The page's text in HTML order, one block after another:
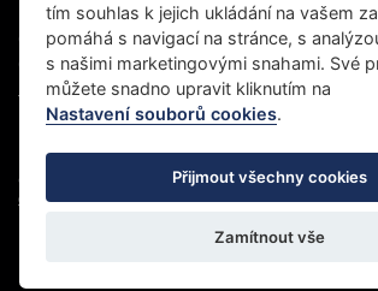
Běstovice 115
Choceň 565 01
Česká republika
Tel.: +420 467 070 764
Fax: +420 465 472 611
© 2022 Energys, všechna práva vyhrazena |Grafické studio
osobních údajů
tím souhlas k jejich ukládání na vašem
pomáhá s navigací na stránce, s
s našimi marketingovými snahami. Své
můžete snadno upravit kliknutím na
Nastavení souborů cookies.
Přijmout všechny cookies
Zamítnout vše